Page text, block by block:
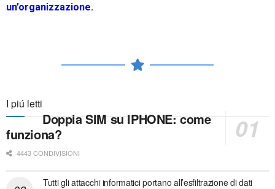
un’organizzazione.
I piú letti
Doppia SIM su IPHONE: come
funziona?
4443 CONDIVISIONI
Tutti gli attacchi informatici portano all’esfiltrazione di dati